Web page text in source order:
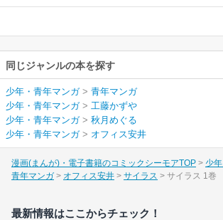
ぐる
同じジャンルの本を探す
少年・青年マンガ> 青年マンガ
少年・青年マンガ> 工藤かずや
少年・青年マンガ> 秋月めぐる
少年・青年マンガ> オフィス安井
漫画(まんが)・電子書籍のコミックシーモアTOP
少
青年マンガ
オフィス安井 サイラス サイラス 1巻
最新情報はここからチェック！